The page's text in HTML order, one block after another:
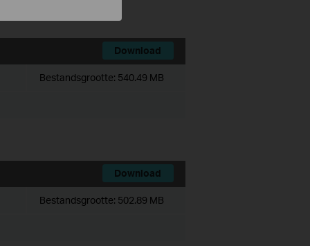
Download
Bestandsgrootte: 540.49 MB
Download
Bestandsgrootte: 502.89 MB